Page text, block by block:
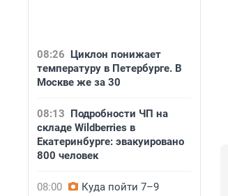
08:26 Циклон понижает
температуру в Петербурге. В
Москве же за 30
08:13 Подробности ЧП на
складе Wildberries в
Екатеринбурге: эвакуировано
800 человек
08:00
Куда пойти 7–9